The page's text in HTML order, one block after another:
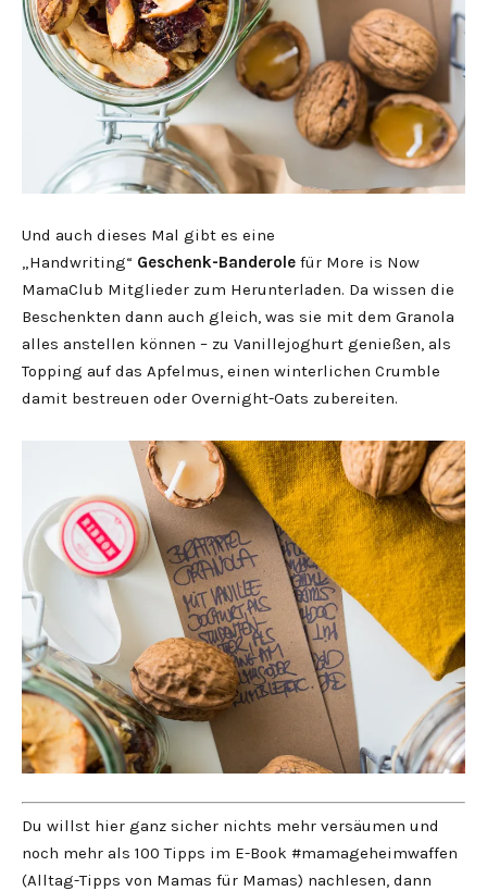
Und auch dieses Mal gibt es eine
„Handwriting“ Geschenk-Banderole für More is Now
MamaClub Mitglieder zum Herunterladen. Da wissen die
Beschenkten dann auch gleich, was sie mit dem Granola
alles anstellen können – zu Vanillejoghurt genießen, als
Topping auf das Apfelmus, einen winterlichen Crumble
damit bestreuen oder Overnight-Oats zubereiten.
Du willst hier ganz sicher nichts mehr versäumen und
noch mehr als 100 Tipps im E-Book #mamageheimwaffen
(Alltag-Tipps von Mamas für Mamas) nachlesen, dann